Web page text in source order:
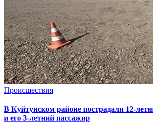
Происшествия
В Куйтунском районе пострадали 12-
и его 3-летний пассажир